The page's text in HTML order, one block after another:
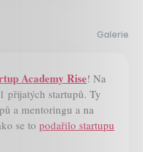
Galerie
Academy Rise! Na
přijatých startupů. Ty
a mentoringu a na
se to podařilo startupu